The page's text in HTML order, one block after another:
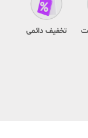
تخفیف دائمی